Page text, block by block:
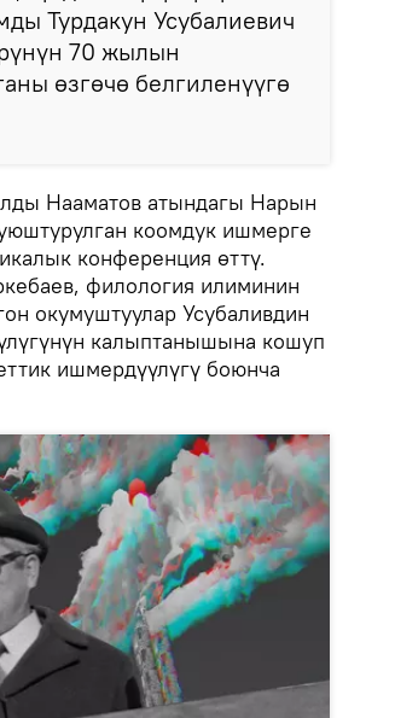
Турдакун Усубалиевич
70 жылын
өзгөчө белгиленүүгө
Нааматов атындагы Нарын
коомдук ишмерге
конференция өттү.
филология илиминин
окумуштуулар Усубаливдин
калыптанышына кошуп
ишмердүүлүгү боюнча